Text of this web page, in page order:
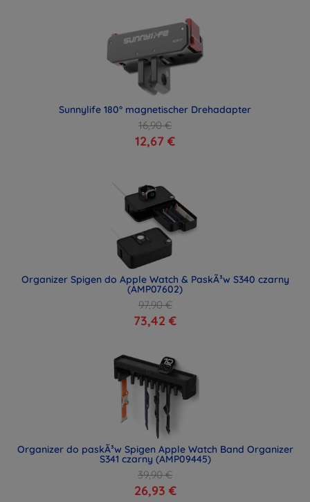
Sunnylife 180° magnetischer Drehadapter
16,90 €
12,67 €
Organizer Spigen do Apple Watch & PaskÃ³w S340 czarny
(AMP07602)
97,90 €
73,42 €
Organizer do paskÃ³w Spigen Apple Watch Band Organizer
S341 czarny (AMP09445)
39,90 €
26,93 €